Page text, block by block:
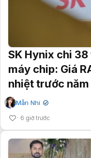
SK Hynix chi 38
máy chip: Giá
nhiệt trước
Mẫn Nhi ✔
6 giờ trước